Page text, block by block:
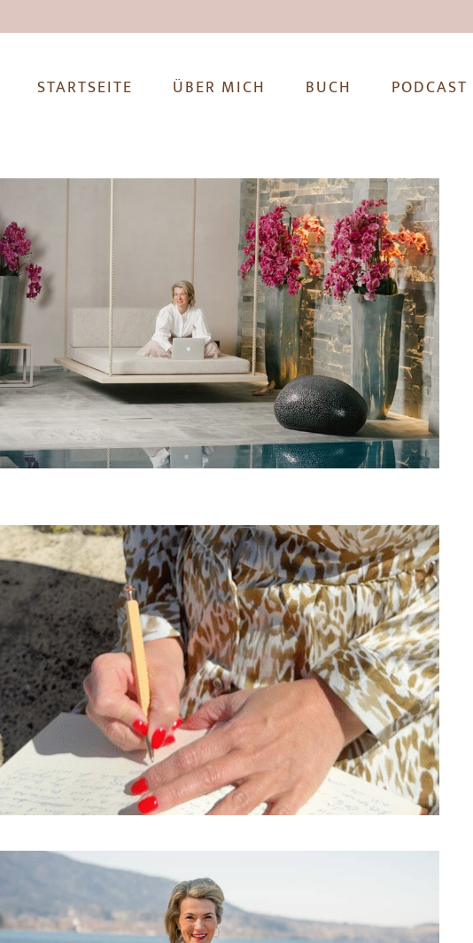
STARTSEITE ÜBER MICH BUCH PODCAST